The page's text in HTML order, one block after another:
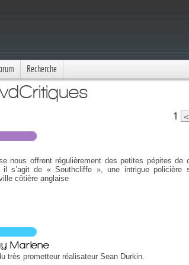
Recherche
1 <
nous offrent régulièrement des petites pépites de
s’agit de « Southcliffe », une intrigue policière
côtière anglaise
Marlene
très prometteur réalisateur Sean Durkin.